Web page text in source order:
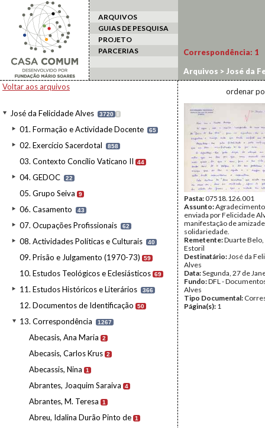
ARQUIVOS
GUIAS DE PESQUISA
PROJETO
PARCERIAS
Voltar aos arquivos
José da Felicidade Alves 3720 I
01. Formação e Actividade Docente 65
02. Exercício Sacerdotal 858
03. Contexto Concílio Vaticano II 44
04. GEDOC 22
05. Grupo Seiva 9
06. Casamento 43
07. Ocupações Profissionais 62
08. Actividades Políticas e Culturais 40
09. Prisão e Julgamento (1970-73) 59
10. Estudos Teológicos e Eclesiásticos 69
11. Estudos Históricos e Literários 366
12. Documentos de Identificação 50
13. Correspondência 1267
Abecasis, Ana Maria 2
Abecasis, Carlos Krus 2
Abecassis, Nina 1
Abrantes, Joaquim Saraiva 4
Abrantes, M. Teresa 1
Abreu, Idalina Durão Pinto de 1
Correspondência: 1
Arquivos > José da
ordenar
Pasta:07518.126.001
Assunto:
enviada por Felicidade
manifestação de
solidariedade.
Remetente:Duarte
Estoril
Destinatário:José da
Alves
Data:Segunda, 27 de
Fundo:DFL -
Alves
Tipo Documental:
Página(s): 1